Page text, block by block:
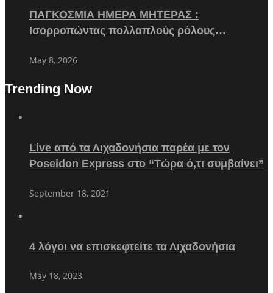
ΠΑΓΚΟΣΜΙΑ ΗΜΕΡΑ ΜΗΤΕΡΑΣ :
Ισορροπώντας πολλαπλούς ρόλους…
May 8, 2026
Trending Now
Live από τα Λιχαδονήσια παρέα με τον
Poseidon Express στο “Τώρα ό,τι συμβαίνει”
September 18, 2021
4 λόγοι να επισκεφτείτε τα Λιχαδονήσια
May 18, 2023